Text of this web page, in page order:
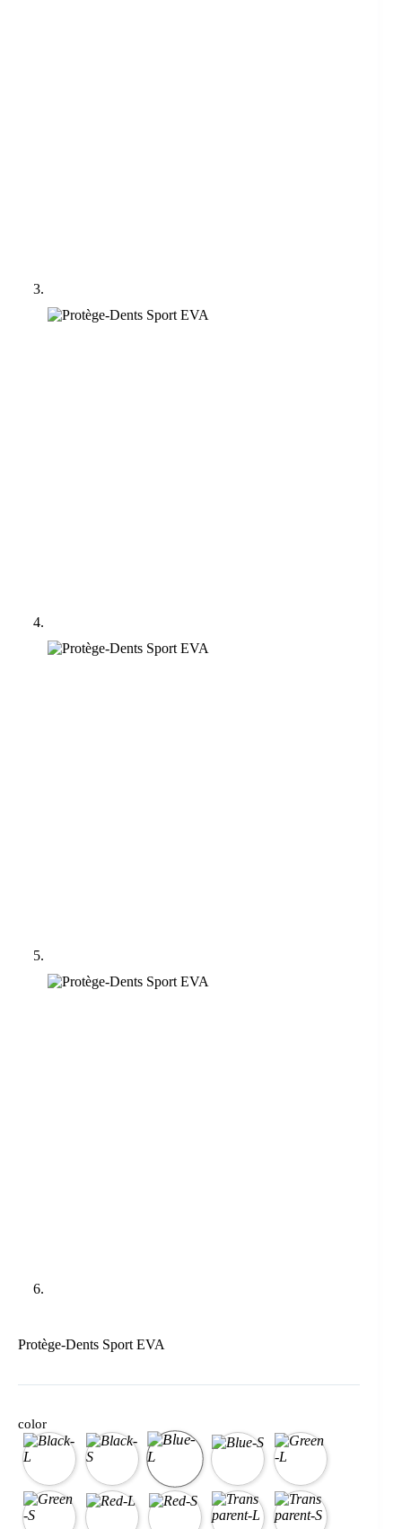
Protège-Dents Sport EVA
color